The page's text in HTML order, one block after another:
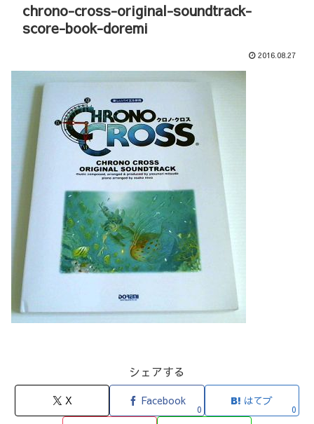
chrono-cross-original-soundtrack-
score-book-doremi
2016.08.27
シェアする
X Facebook
0
はてブ
0